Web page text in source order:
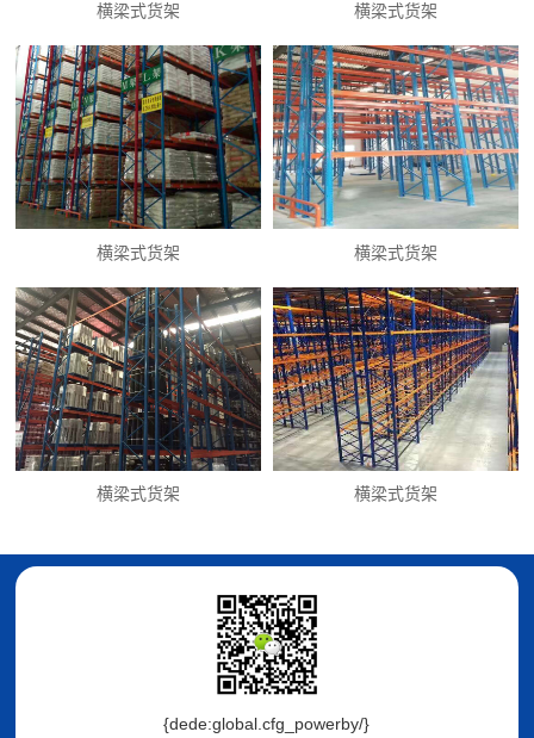
横梁式货架 横梁式货架
横梁式货架 横梁式货架
横梁式货架 横梁式货架
{dede:global.cfg_powerby/}